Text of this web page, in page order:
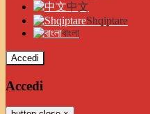
中文
Shqiptare
বাংলা
Accedi
Accedi